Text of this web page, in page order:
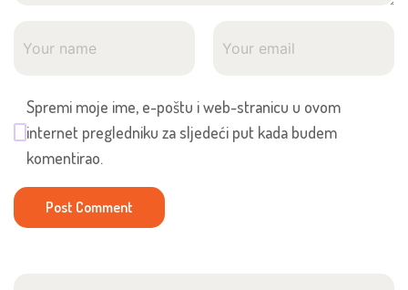
Spremi moje ime, e-poštu i web-stranicu u ovom
internet pregledniku za sljedeći put kada budem
komentirao.